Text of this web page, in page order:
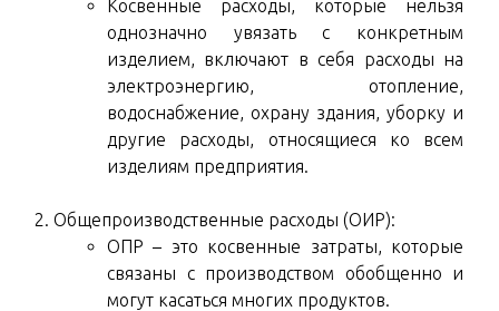
Косвенные расходы, которые нельзя
однозначно увязать с конкретным
изделием, включают в себя расходы на
электроэнергию, отопление,
водоснабжение, охрану здания, уборку и
другие расходы, относящиеся ко всем
изделиям предприятия.
Общепроизводственные расходы (ОИР):
ОПР – это косвенные затраты, которые
связаны с производством обобщенно и
могут касаться многих продуктов.